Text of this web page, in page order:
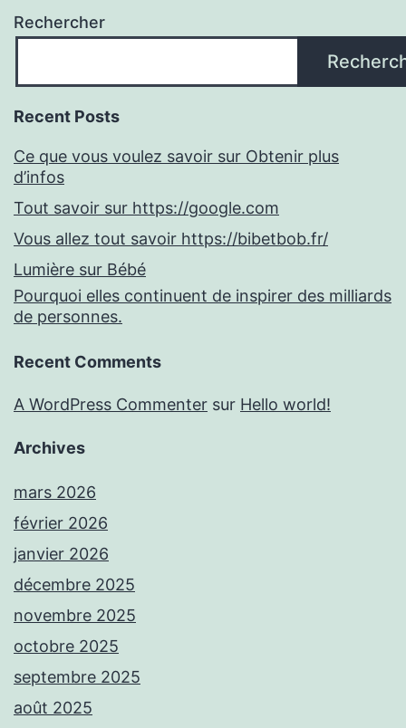
Rechercher
Recent Posts
Ce que vous voulez savoir sur Obtenir plus
d’infos
Tout savoir sur https://google.com
Vous allez tout savoir https://bibetbob.fr/
Lumière sur Bébé
Pourquoi elles continuent de inspirer des milliards
de personnes.
Recent Comments
A WordPress Commenter sur Hello world!
Archives
mars 2026
février 2026
janvier 2026
décembre 2025
novembre 2025
octobre 2025
septembre 2025
août 2025